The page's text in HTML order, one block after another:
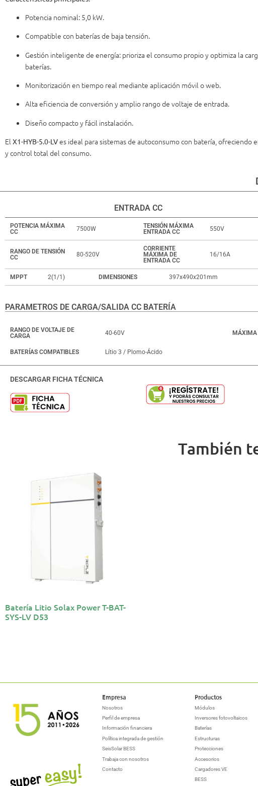
Potencia nominal: 5,0 kW.
Compatible con baterías de baja tensión.
Gestión inteligente de energía: prioriza el consumo propio y optimiza la
baterías.
Monitorización en tiempo real mediante aplicación móvil o web.
Alta eficiencia de conversión y amplio rango de voltaje de entrada.
Diseño compacto y fácil instalación.
El X1-HYB-5.0-LVes ideal para sistemas de autoconsumo con batería, ofreciendo
y control total del consumo.
ENTRADA CC
POTENCIA MÁXIMA
CC
7500W
TENSIÓN MÁXIMA
ENTRADA CC
550V
RANGO DE TENSIÓN
CC
80-520V
CORRIENTE
MÁXIMA DE
ENTRADA CC
16/16A
MPPT 2(1/1) DIMENSIONES 397x490x201mm
PARAMETROS DE CARGA/SALIDA CC BATERÍA
RANGO DE VOLTAJE DE
CARGA
40-60V MÁXIMA
BATERÍAS COMPATIBLES Lítio 3 / Plomo-Ácido
DESCARGAR FICHA TÉCNICA
También
Batería Litio Solax Power T-BAT-
SYS-LV D53
Empresa
Nosotros
Perfil de empresa
Información financiera
Política integrada de gestión
SeisSolar BESS
Trabaja con nosotros
Contacto
Productos
Módulos
Inversores fotovoltaicos
Baterías
Estructuras
Protecciones
Accesorios
Cargadores VE
BESS